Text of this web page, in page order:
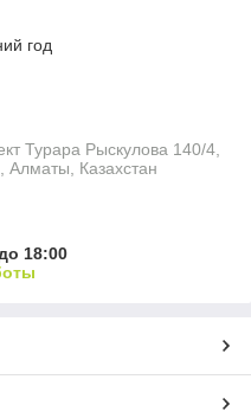
год
Турара Рыскулова 140/4,
Казахстан
18:00